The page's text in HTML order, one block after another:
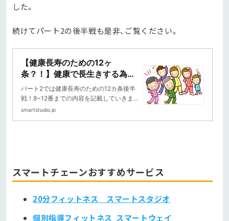
した。
続けてパート2の後半戦も是非、ご覧ください。
【健康長寿のための12ヶ
条？！】健康で長生きする為に
必要なこと12個を知ろう。パー
ト2｜ブログ｜コラム｜20分フ
ィットネス スマートスタジオ
パート2では健康長寿のための12カ条後半
戦！8~12番までの内容を記載していきま
す。パート1と合わせて是非、ご覧くださ
smartstudio.jp
スマートチェーンおすすめサービス
20分フィットネス スマートスタジオ
個別指導フィットネス スマートウェイ